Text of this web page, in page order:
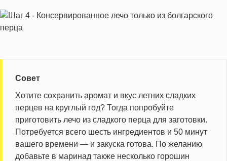
Совет
Хотите сохранить аромат и вкус летних сладких
перцев на круглый год? Тогда попробуйте
приготовить лечо из сладкого перца для заготовки.
Потребуется всего шесть ингредиентов и 50 минут
вашего времени — и закуска готова. По желанию
добавьте в маринад также несколько горошин